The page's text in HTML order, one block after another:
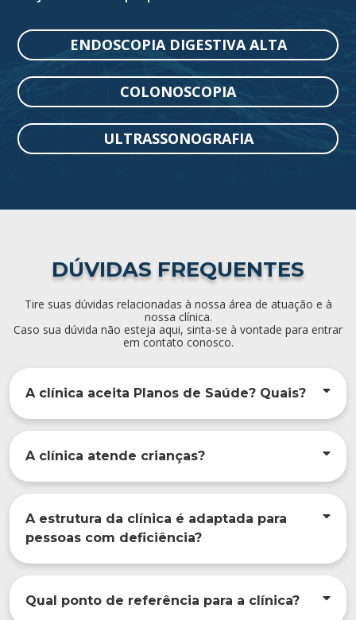
ENDOSCOPIA DIGESTIVA ALTA
COLONOSCOPIA
ULTRASSONOGRAFIA
DÚVIDAS FREQUENTES
Tire suas dúvidas relacionadas à nossa área de atuação e à
nossa clínica.
Caso sua dúvida não esteja aqui, sinta-se à vontade para entrar
em contato conosco.
A clínica aceita Planos de Saúde? Quais?
A clínica atende crianças?
A estrutura da clínica é adaptada para
pessoas com deficiência?
Qual ponto de referência para a clínica?